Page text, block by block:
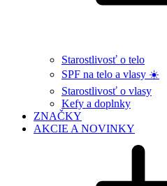
Starostlivosť o telo
SPF na telo a vlasy ☀️
Starostlivosť o vlasy
Kefy a doplnky
ZNAČKY
AKCIE A NOVINKY